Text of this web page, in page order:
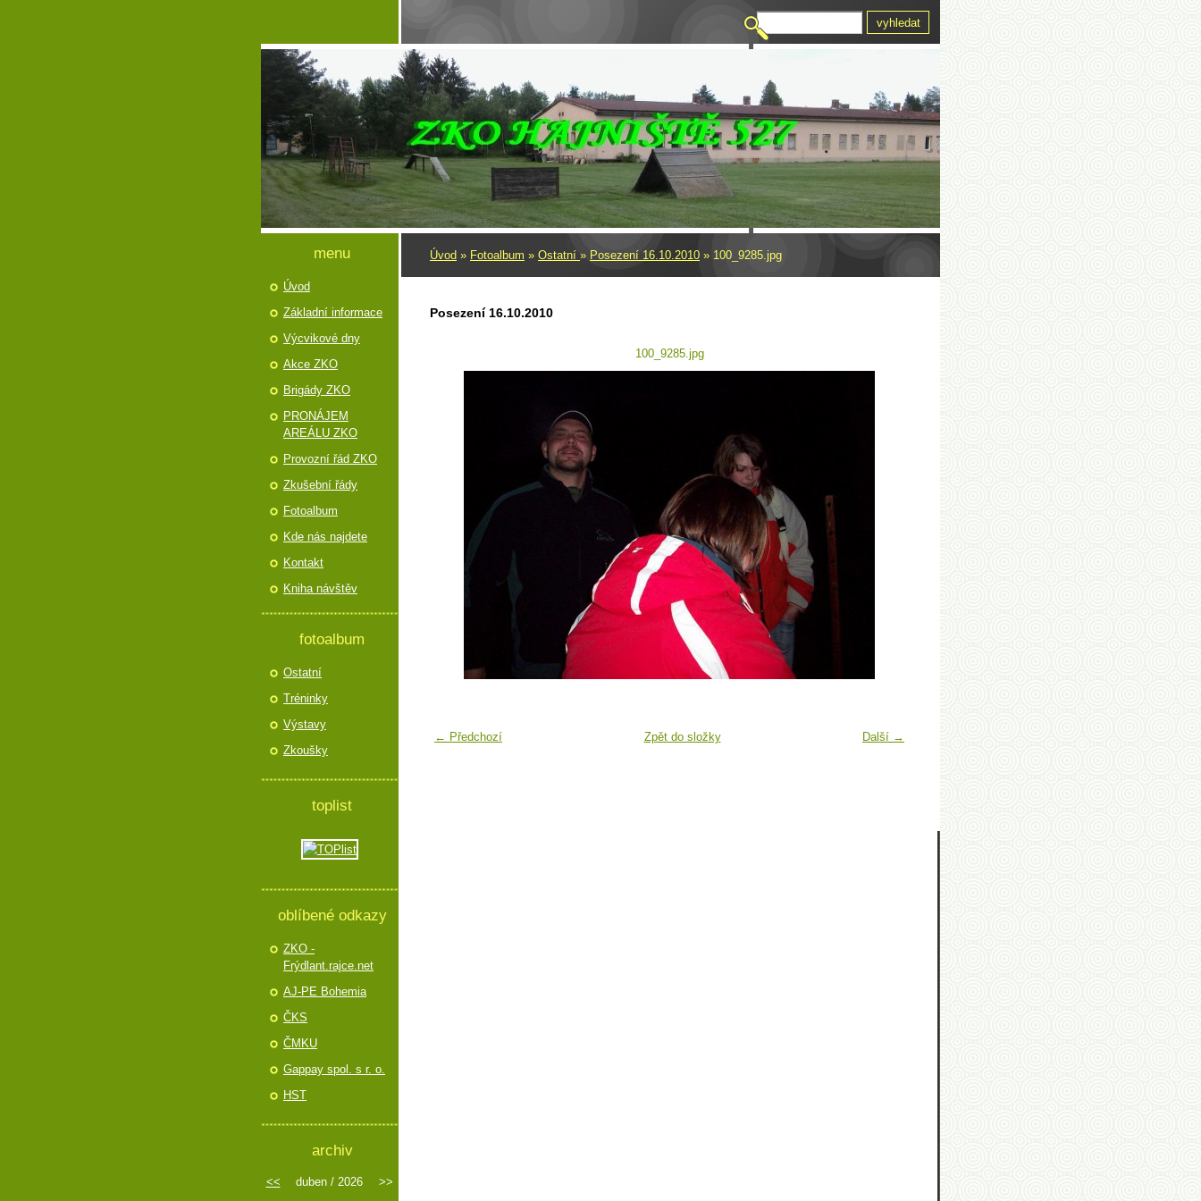
Úvod » Fotoalbum » Ostatní » Posezení 16.10.2010 » 100_9285.jpg
Posezení 16.10.2010
100_9285.jpg
← Předchozí Další →
Zpět do složky
menu
Úvod
Základní informace
Výcvikové dny
Akce ZKO
Brigády ZKO
PRONÁJEM
AREÁLU ZKO
Provozní řád ZKO
Zkušební řády
Fotoalbum
Kde nás najdete
Kontakt
Kniha návštěv
fotoalbum
Ostatní
Tréninky
Výstavy
Zkoušky
toplist
oblíbené odkazy
ZKO -
Frýdlant.rajce.net
AJ-PE Bohemia
ČKS
ČMKU
Gappay spol. s r. o.
HST
archiv
<< duben / 2026 >>